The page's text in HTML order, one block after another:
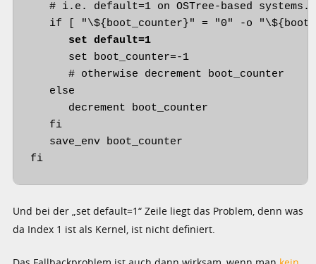
   # i.e. default=1 on OSTree-based systems.
if [ "\${boot_counter}" = "0" -o
set default=1
      set boot_counter=-1
      # otherwise decrement boot_counter
   else
      decrement boot_counter
   fi
   save_env boot_counter
fi
Und bei der „set default=1“ Zeile liegt das Problem, denn was
da Index 1 ist als Kernel, ist nicht definiert.